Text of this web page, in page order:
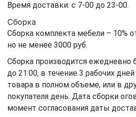
Время доставки: с 7-00 до 23-00.
Сборка
Сборка комплекта мебели – 10%
но не менее 3000 руб.
Сборка производится ежедневно
до 21:00, в течение 3 рабочих
товара в полном объеме, или в
покупателя день. Дата сборки
момент согласования даты